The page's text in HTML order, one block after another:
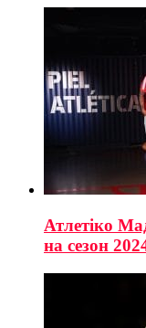
Атлетіко
на сезон